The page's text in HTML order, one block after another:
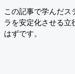
この記事で学んだス
ラを安定化させる立
はずです。